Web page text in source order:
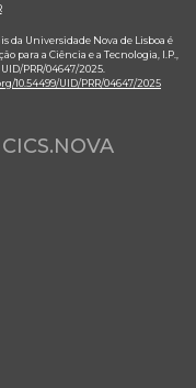
da Universidade Nova de Lisboa é
para a Ciência e a Tecnologia, I.P.,
PRR/04647/2025.
10.54499/UID/PRR/04647/2025